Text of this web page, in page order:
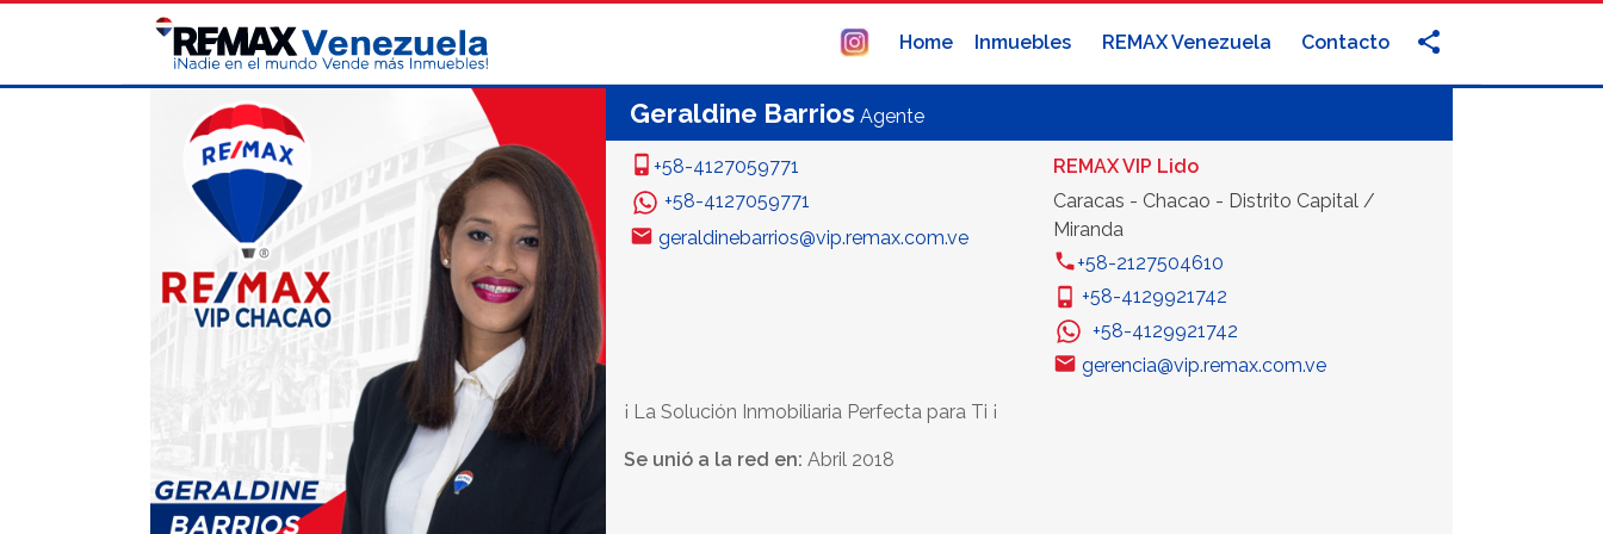
Home Inmuebles REMAX Venezuela Contacto
Geraldine Barrios Agente
+58-4127059771
+58-4127059771
geraldinebarrios@vip.remax.com.ve
REMAX VIP Lido
Caracas - Chacao - Distrito Capital /
Miranda
+58-2127504610
+58-4129921742
+58-4129921742
gerencia@vip.remax.com.ve
¡ La Solución Inmobiliaria Perfecta para Ti ¡
Se unió a la red en: Abril 2018